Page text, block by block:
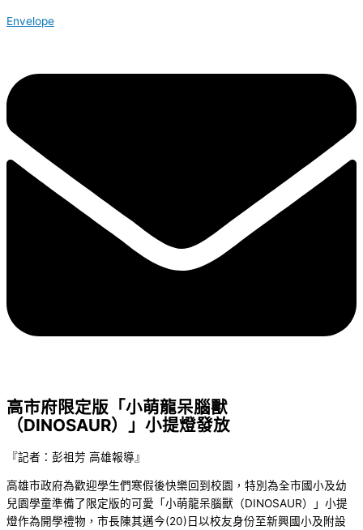
Envelope
高市府限定版「小萌龍呆腦獸
（DINOSAUR）」小提燈發放
『記者：彭祖芳 高雄報導』
高雄市政府為歡迎學生們寒假後快樂回到校園，特別為全市國小及幼
兒園學童準備了限定版的可愛「小萌龍呆腦獸（DINOSAUR）」小提
燈作為開學禮物，市長陳其邁今(20)日以校友身份至新興國小及附設